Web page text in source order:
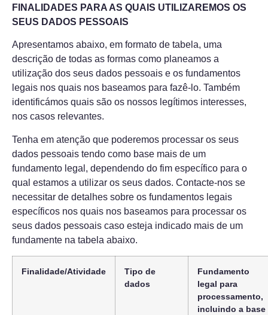
FINALIDADES PARA AS QUAIS UTILIZAREMOS OS
SEUS DADOS PESSOAIS
Apresentamos abaixo, em formato de tabela, uma
descrição de todas as formas como planeamos a
utilização dos seus dados pessoais e os fundamentos
legais nos quais nos baseamos para fazê-lo. Também
identificámos quais são os nossos legítimos interesses,
nos casos relevantes.
Tenha em atenção que poderemos processar os seus
dados pessoais tendo como base mais de um
fundamento legal, dependendo do fim específico para o
qual estamos a utilizar os seus dados. Contacte-nos se
necessitar de detalhes sobre os fundamentos legais
específicos nos quais nos baseamos para processar os
seus dados pessoais caso esteja indicado mais de um
fundamente na tabela abaixo.
Finalidade/Atividade
Tipo de
dados
Fundamento
legal para
processamento,
incluindo a base